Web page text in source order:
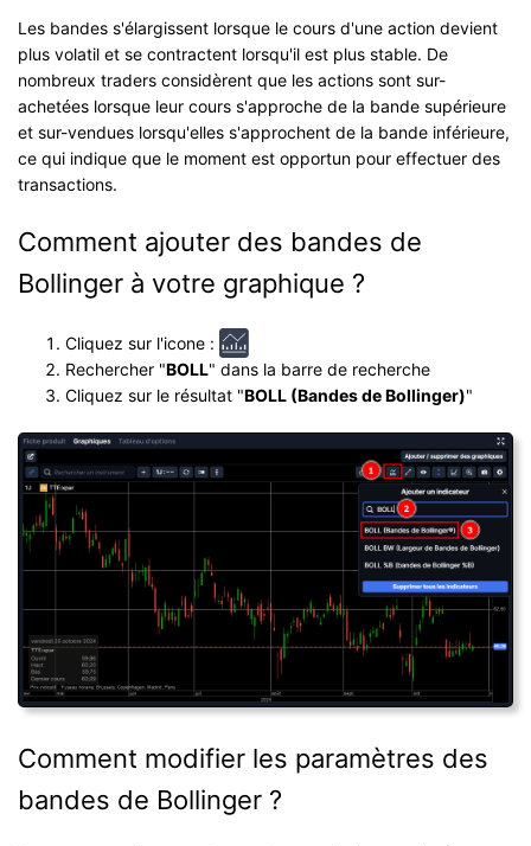
Les bandes s'élargissent lorsque le cours d'une action devient
plus volatil et se contractent lorsqu'il est plus stable. De
nombreux traders considèrent que les actions sont sur-
achetées lorsque leur cours s'approche de la bande supérieure
et sur-vendues lorsqu'elles s'approchent de la bande inférieure,
ce qui indique que le moment est opportun pour effectuer des
transactions.
Comment ajouter des bandes de
Bollinger à votre graphique ?
Cliquez sur l'icone :
Rechercher "BOLL" dans la barre de recherche
Cliquez sur le résultat "BOLL (Bandes de Bollinger)"
Comment modifier les paramètres des
bandes de Bollinger ?